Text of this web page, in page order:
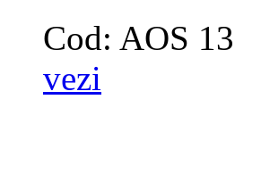
Cod: AOS 13
vezi